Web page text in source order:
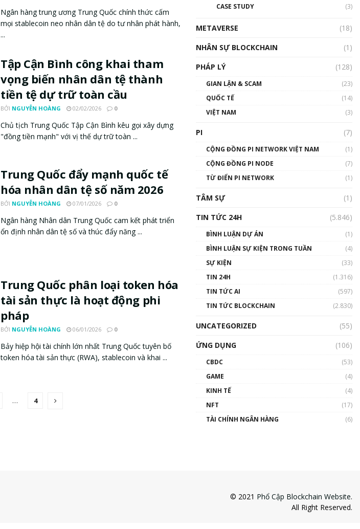
Ngân hàng trung ương Trung Quốc chính thức cấm
mọi stablecoin neo nhân dân tệ do tư nhân phát hành,
...
Tập Cận Bình công khai tham
vọng biến nhân dân tệ thành
tiền tệ dự trữ toàn cầu
BỞI NGUYỄN HOÀNG 02/02/2026 0
Chủ tịch Trung Quốc Tập Cận Bình kêu gọi xây dựng
"đồng tiền mạnh" với vị thế dự trữ toàn ...
Trung Quốc đẩy mạnh quốc tế
hóa nhân dân tệ số năm 2026
BỞI NGUYỄN HOÀNG 07/01/2026 0
Ngân hàng Nhân dân Trung Quốc cam kết phát triển
ổn định nhân dân tệ số và thúc đẩy năng ...
Trung Quốc phân loại token hóa
tài sản thực là hoạt động phi
pháp
BỞI NGUYỄN HOÀNG 06/01/2026 0
Bảy hiệp hội tài chính lớn nhất Trung Quốc tuyên bố
token hóa tài sản thực (RWA), stablecoin và khai ...
… 4
CASE STUDY
(3)
METAVERSE
(18)
NHÂN SỰ BLOCKCHAIN
(1)
PHÁP LÝ
(128)
GIAN LẬN & SCAM
(23)
QUỐC TẾ
(14)
VIỆT NAM
(3)
PI (7)
CỘNG ĐỒNG PI NETWORK VIỆT NAM
(1)
CỘNG ĐỒNG PI NODE
(7)
TỪ ĐIỂN PI NETWORK
(1)
TÂM SỰ
(1)
TIN TỨC 24H
(5.846)
BÌNH LUẬN DỰ ÁN
(1)
BÌNH LUẬN SỰ KIỆN TRONG TUẦN
(4)
SỰ KIỆN
(33)
TIN 24H
(1.316)
TIN TỨC AI
(597)
TIN TỨC BLOCKCHAIN
(2.830)
UNCATEGORIZED
(55)
ỨNG DỤNG
(106)
CBDC
(53)
GAME
(4)
KINH TẾ
(4)
NFT
(17)
TÀI CHÍNH NGÂN HÀNG
(6)
© 2021 Phổ Cập Blockchain Website.
All Right Reserved.